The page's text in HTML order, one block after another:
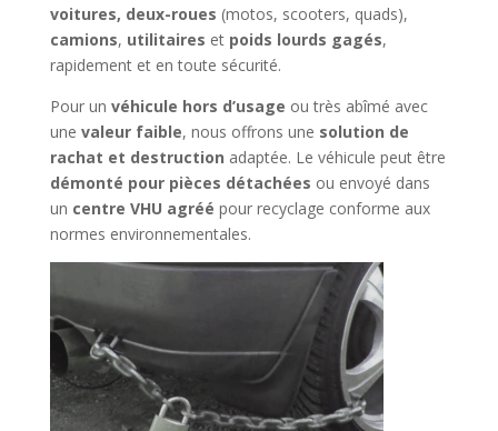
voitures, deux-roues (motos, scooters, quads),
camions, utilitaires et poids lourds gagés,
rapidement et en toute sécurité.
Pour un véhicule hors d’usage ou très abîmé avec
une valeur faible, nous offrons une solution de
rachat et destruction adaptée. Le véhicule peut être
démonté pour pièces détachées ou envoyé dans
un centre VHU agréé pour recyclage conforme aux
normes environnementales.